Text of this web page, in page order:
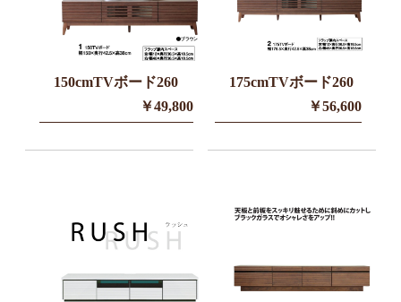
150cmTVボード260
￥49,800
175cmTVボード260
￥56,600